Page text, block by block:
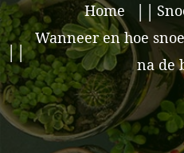
Home
Wanneer en hoe
na de